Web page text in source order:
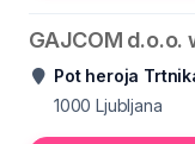
GAJCOM d.o.o.
Pot heroja
1000 Ljubljana